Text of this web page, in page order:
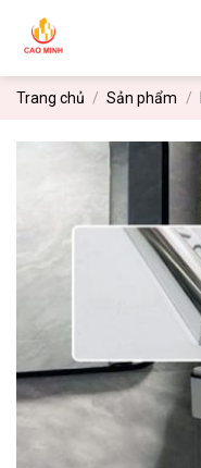
dungTrang chủ / Sản phẩm /